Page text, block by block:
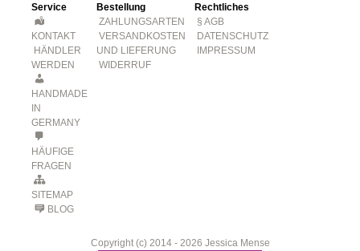
Service
KONTAKT
HÄNDLER
WERDEN
HANDMADE
IN
GERMANY
HÄUFIGE
FRAGEN
SITEMAP
BLOG
Bestellung
ZAHLUNGSARTEN
VERSANDKOSTEN
UND LIEFERUNG
WIDERRUF
Rechtliches
§ AGB
DATENSCHUTZ
IMPRESSUM
Copyright (c) 2014 - 2026 Jessica Mense